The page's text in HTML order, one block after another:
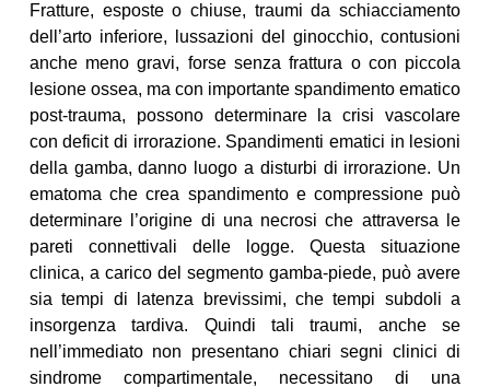
Fratture, esposte o chiuse, traumi da schiacciamento
dell’arto inferiore, lussazioni del ginocchio, contusioni
anche meno gravi, forse senza frattura o con piccola
lesione ossea, ma con importante spandimento ematico
post-trauma, possono determinare la crisi vascolare
con deficit di irrorazione. Spandimenti ematici in lesioni
della gamba, danno luogo a disturbi di irrorazione. Un
ematoma che crea spandimento e compressione può
determinare l’origine di una necrosi che attraversa le
pareti connettivali delle logge. Questa situazione
clinica, a carico del segmento gamba-piede, può avere
sia tempi di latenza brevissimi, che tempi subdoli a
insorgenza tardiva. Quindi tali traumi, anche se
nell’immediato non presentano chiari segni clinici di
sindrome compartimentale, necessitano di una